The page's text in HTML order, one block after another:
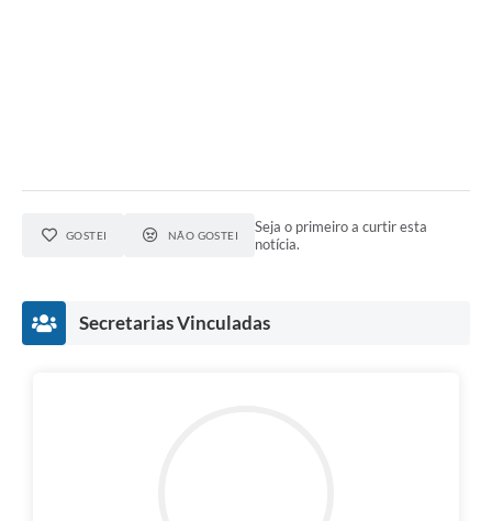
GOSTEI NÃO GOSTEI
Seja o primeiro a curtir esta
notícia.
Secretarias Vinculadas